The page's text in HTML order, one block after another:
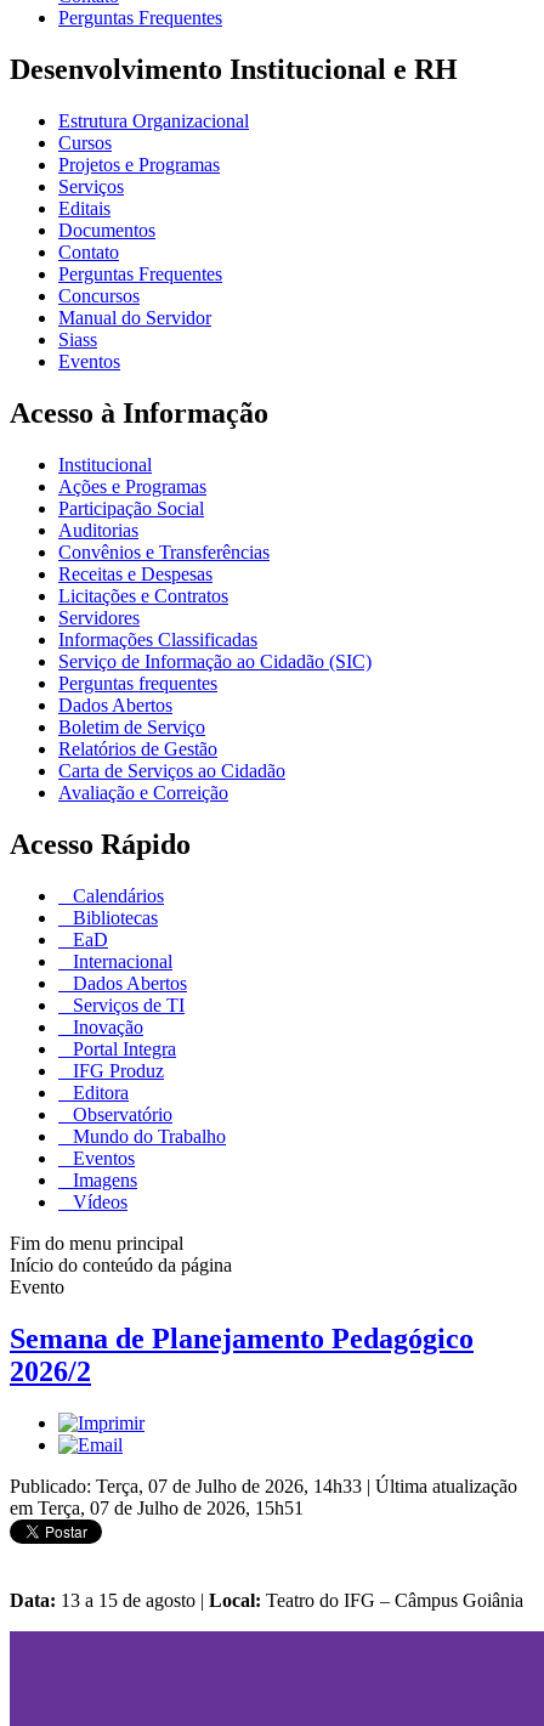
Perguntas Frequentes
Desenvolvimento Institucional e RH
Estrutura Organizacional
Cursos
Projetos e Programas
Serviços
Editais
Documentos
Contato
Perguntas Frequentes
Concursos
Manual do Servidor
Siass
Eventos
Acesso à Informação
Institucional
Ações e Programas
Participação Social
Auditorias
Convênios e Transferências
Receitas e Despesas
Licitações e Contratos
Servidores
Informações Classificadas
Serviço de Informação ao Cidadão (SIC)
Perguntas frequentes
Dados Abertos
Boletim de Serviço
Relatórios de Gestão
Carta de Serviços ao Cidadão
Avaliação e Correição
Acesso Rápido
Calendários
Bibliotecas
EaD
Internacional
Dados Abertos
Serviços de TI
Inovação
Portal Integra
IFG Produz
Editora
Observatório
Mundo do Trabalho
Eventos
Imagens
Vídeos
Fim do menu principal
Início do conteúdo da página
Evento
Semana de Planejamento Pedagógico
2026/2
Publicado: Terça, 07 de Julho de 2026, 14h33 | Última atualização
em Terça, 07 de Julho de 2026, 15h51
Data: 13 a 15 de agosto | Local: Teatro do IFG – Câmpus Goiânia